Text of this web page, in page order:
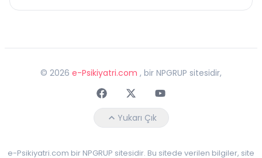
© 2026 e-Psikiyatri.com , bir NPGRUP sitesidir,
FaceebokTwitterYoutube
Yukarı Çık
e-Psikiyatri.com bir NPGRUP sitesidir. Bu sitede verilen bilgiler, site